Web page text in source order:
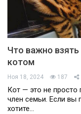
Что важно
котом
Ноя 18, 2024 187
Кот — это не
член семьи. Если вы
хотите…